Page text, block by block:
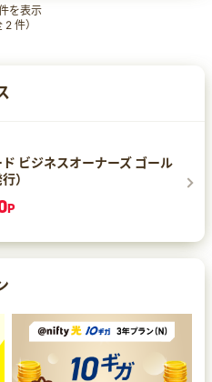
を表示
2件）
ビジネスオーナーズ ゴール
）
P